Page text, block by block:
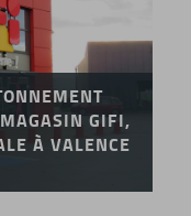
GIFI,
À VALENCE